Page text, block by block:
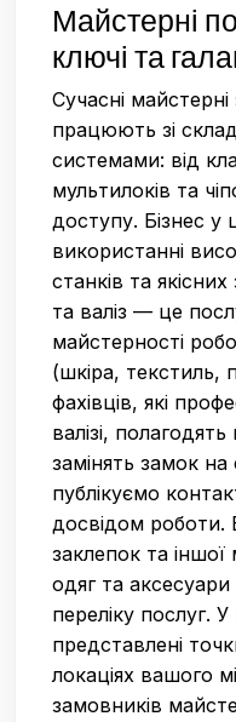
Майстерні
ключі та
Сучасні
працюють зі
системами: від
мультилоків та
доступу. Бізнес у
використанні
станків та
та валіз — це
майстерності
(шкіра, текстиль,
фахівців, які
валізі,
замінять замок
публікуємо
досвідом роботи.
заклепок та іншої
одяг та
переліку послуг.
представлені
локаціях вашого
замовників